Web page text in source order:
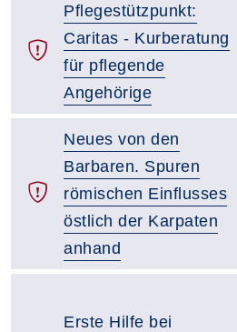
Pflegestützpunkt:
Caritas - Kurberatung
für pflegende
Angehörige
Neues von den
Barbaren. Spuren
römischen Einflusses
östlich der Karpaten
anhand
Erste Hilfe bei